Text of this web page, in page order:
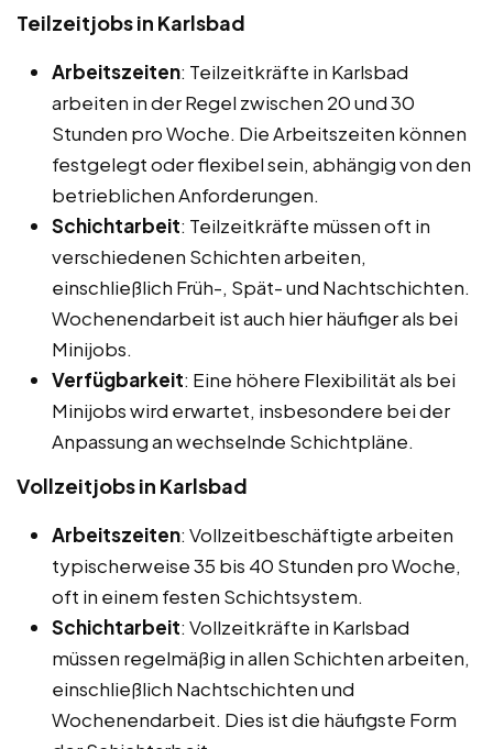
Teilzeitjobs in Karlsbad
Arbeitszeiten: Teilzeitkräfte in Karlsbad
arbeiten in der Regel zwischen 20 und 30
Stunden pro Woche. Die Arbeitszeiten können
festgelegt oder flexibel sein, abhängig von den
betrieblichen Anforderungen.
Schichtarbeit: Teilzeitkräfte müssen oft in
verschiedenen Schichten arbeiten,
einschließlich Früh-, Spät- und Nachtschichten.
Wochenendarbeit ist auch hier häufiger als bei
Minijobs.
Verfügbarkeit: Eine höhere Flexibilität als bei
Minijobs wird erwartet, insbesondere bei der
Anpassung an wechselnde Schichtpläne.
Vollzeitjobs in Karlsbad
Arbeitszeiten: Vollzeitbeschäftigte arbeiten
typischerweise 35 bis 40 Stunden pro Woche,
oft in einem festen Schichtsystem.
Schichtarbeit: Vollzeitkräfte in Karlsbad
müssen regelmäßig in allen Schichten arbeiten,
einschließlich Nachtschichten und
Wochenendarbeit. Dies ist die häufigste Form